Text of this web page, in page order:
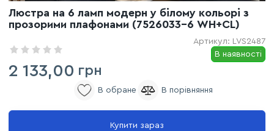
Люстра на 6 ламп модерн у білому кольорі з
прозорими плафонами (7526033-6 WH+CL)
Артикул: LVS2487
В наявності
2 133,00 грн
Купити зараз